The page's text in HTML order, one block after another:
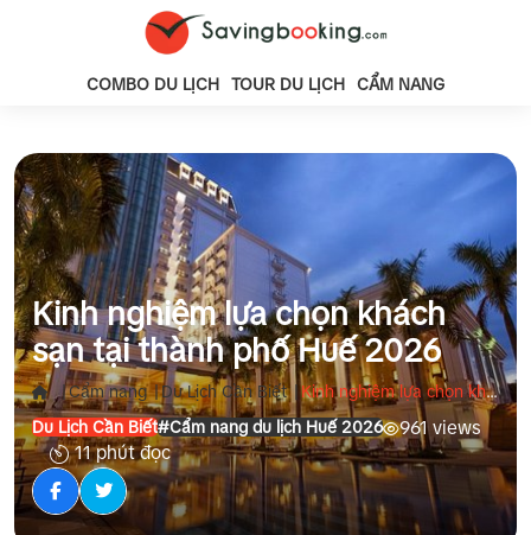
COMBO DU LỊCH TOUR DU LỊCH CẨM NANG
Kinh nghiệm lựa chọn khách
sạn tại thành phố Huế 2026
|Cẩm nang |Du Lịch Cần Biết | Kinh nghiệm lựa chọn khách sạn tại thành phố Huế 2026
Du Lịch Cần Biết#Cẩm nang du lịch Huế 2026
961 views
11 phút đọc